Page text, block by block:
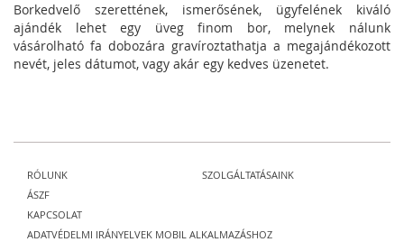
Borkedvelő szerettének, ismerősének, ügyfelének kiváló
ajándék lehet egy üveg finom bor, melynek nálunk
vásárolható fa dobozára gravíroztathatja a megajándékozott
nevét, jeles dátumot, vagy akár egy kedves üzenetet.
RÓLUNK
SZOLGÁLTATÁSAINK
ÁSZF
KAPCSOLAT
ADATVÉDELMI IRÁNYELVEK MOBIL ALKALMAZÁSHOZ